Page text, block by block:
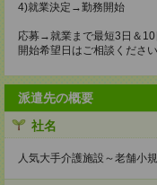
4)就業決定→勤務開始
応募→就業まで最短3日＆10
開始希望日はご相談くださ
派遣先の概要
社名
人気大手介護施設～老舗小